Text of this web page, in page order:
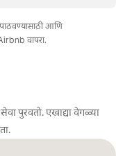
आणि
वापरा.
पुरवतो. एखाद्या वेगळ्या